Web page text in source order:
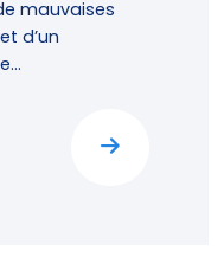
mauvaises
d’un